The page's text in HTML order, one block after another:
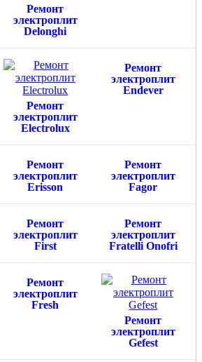
Ремонт
электроплит
Delonghi
Ремонт
электроплит
Electrolux
Ремонт
электроплит
Endever
Ремонт
электроплит
Erisson
Ремонт
электроплит
Fagor
Ремонт
электроплит
First
Ремонт
электроплит
Fratelli Onofri
Ремонт
электроплит
Fresh
Ремонт
электроплит
Gefest